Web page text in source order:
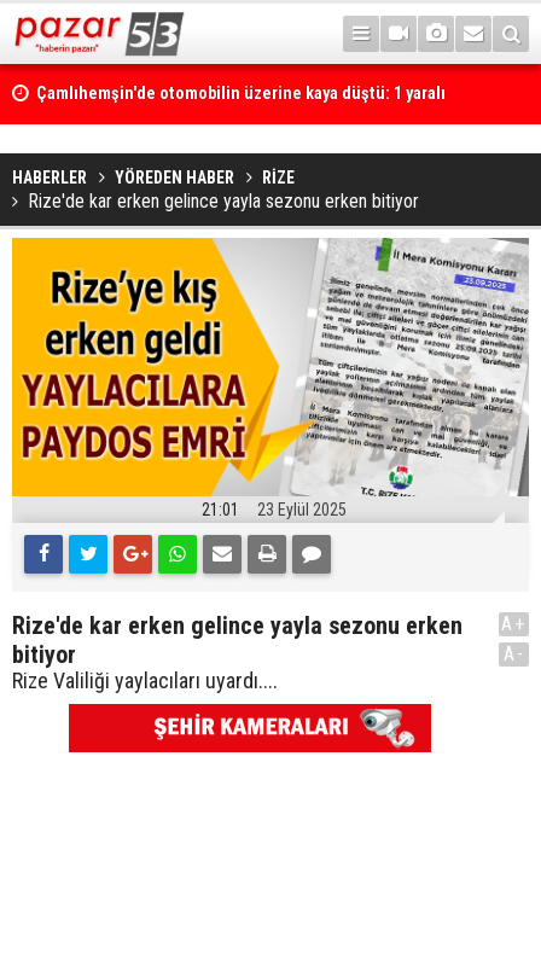
Çamlıhemşin'de otomobilin üzerine kaya düştü: 1 yaralı
HABERLER YÖREDEN HABER RİZE
Rize'de kar erken gelince yayla sezonu erken bitiyor
21:01 23 Eylül 2025
Rize'de kar erken gelince yayla sezonu erken
bitiyor
Rize Valiliği yaylacıları uyardı....
A+
A-